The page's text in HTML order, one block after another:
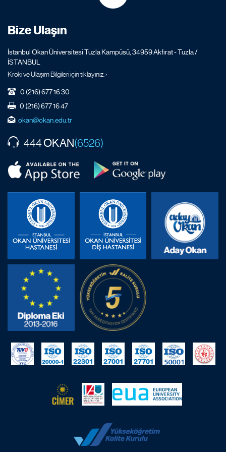
Bize Ulaşın
İstanbul Okan Üniversitesi Tuzla Kampüsü, 34959 Akfırat - Tuzla /
İSTANBUL
Kroki ve Ulaşım Bilgileri için tıklayınız. ›
0 (216) 677 16 30
0 (216) 677 16 47
okan@okan.edu.tr
444OKAN(6526)